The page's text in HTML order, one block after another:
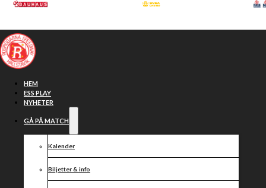
Hoppa till huvudinnehåll
HEM
ESS PLAY
NYHETER
GÅ PÅ MATCH
Kalender
Biljetter & info